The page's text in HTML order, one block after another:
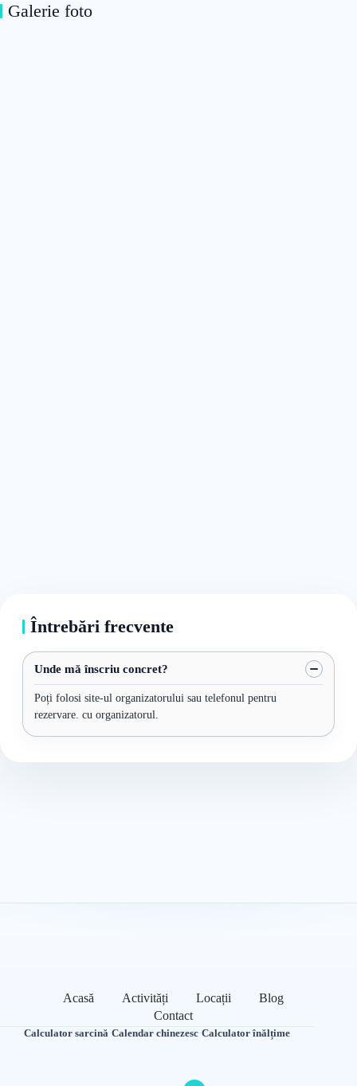
Galerie foto
Întrebări frecvente
Unde mă înscriu concret?
Poți folosi site-ul organizatorului sau telefonul pentru
rezervare. cu organizatorul.
Acasă Activități Locații
Blog
Contact
Calculator sarcină·Calendar chinezesc·Calculator înălțime